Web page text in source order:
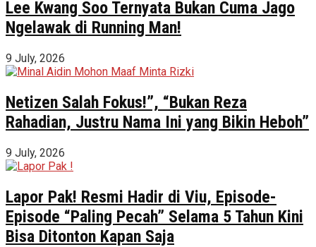
Lee Kwang Soo Ternyata Bukan Cuma Jago
Ngelawak di Running Man!
9 July, 2026
Netizen Salah Fokus!”, “Bukan Reza
Rahadian, Justru Nama Ini yang Bikin Heboh”
9 July, 2026
Lapor Pak! Resmi Hadir di Viu, Episode-
Episode “Paling Pecah” Selama 5 Tahun Kini
Bisa Ditonton Kapan Saja